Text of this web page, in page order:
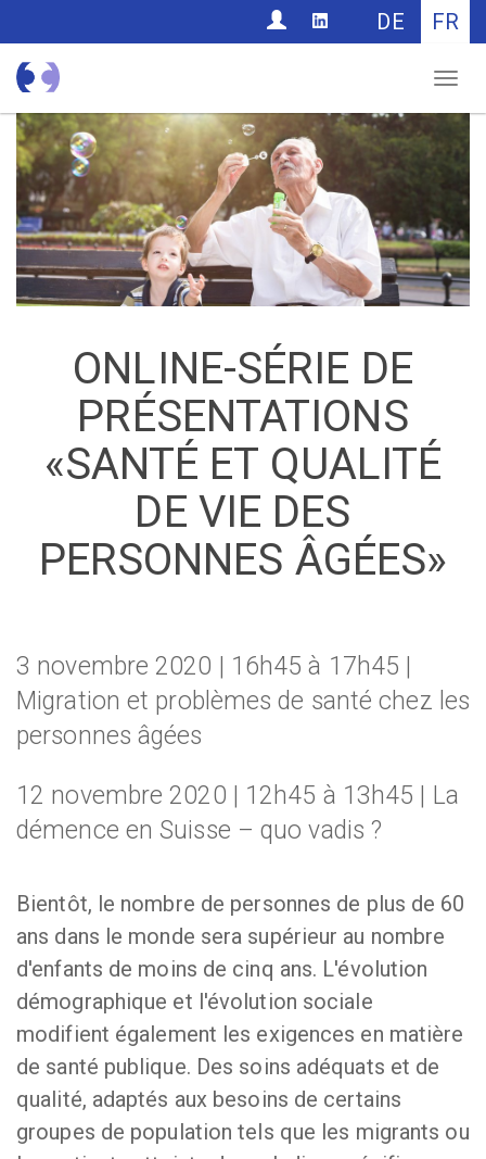
CONTACTDE FR
ONLINE-SÉRIE DE
PRÉSENTATIONS
«SANTÉ ET QUALITÉ
DE VIE DES
PERSONNES ÂGÉES»
3 novembre 2020 | 16h45 à 17h45 |
Migration et problèmes de santé chez les
personnes âgées
12 novembre 2020 | 12h45 à 13h45 | La
démence en Suisse – quo vadis ?
Bientôt, le nombre de personnes de plus de 60
ans dans le monde sera supérieur au nombre
d'enfants de moins de cinq ans. L'évolution
démographique et l'évolution sociale
modifient également les exigences en matière
de santé publique. Des soins adéquats et de
qualité, adaptés aux besoins de certains
groupes de population tels que les migrants ou